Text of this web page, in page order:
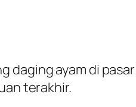
ayam di
terakhir.